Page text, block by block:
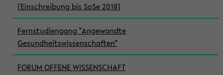
(Einschreibung bis SoSe 2018)
Fernstudiengang "Angewandte
Gesundheitswissenschaften"
FORUM OFFENE WISSENSCHAFT